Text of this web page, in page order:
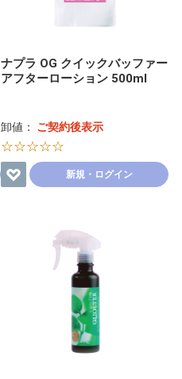
ナプラ OG クイックバッファー
アフターローション 500ml
卸値： ご契約後表示
☆☆☆☆☆
新規・ログイン